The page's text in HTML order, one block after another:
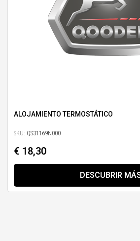
ALOJAMIENTO TERMOSTÁTICO
SKU: QS31169N000
€ 18,30
DESCUBRIR